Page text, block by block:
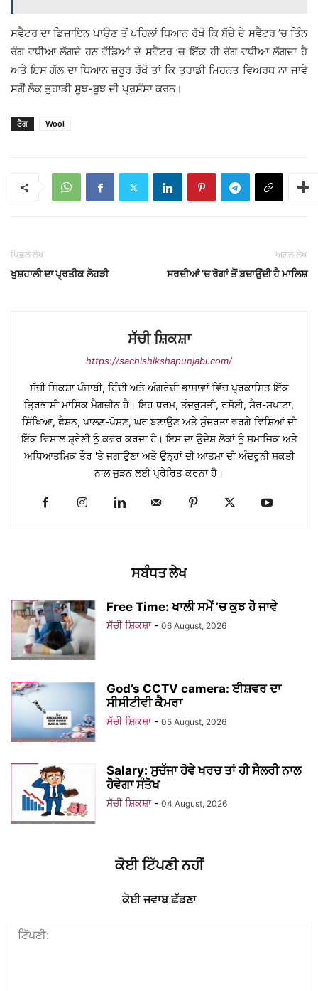
ਸਵੈਟਰ ਦਾ ਡਿਜ਼ਾਇਨ ਪਾਉਣ ਤੋਂ ਪਹਿਲਾਂ ਧਿਆਨ ਰੱਖੋ ਕਿ ਬੱਚੇ ਦੇ ਸਵੈਟਰ ’ਚ ਤਿੰਨ
ਰੰਗ ਵਧੀਆ ਲੱਗਦੇ ਹਨ ਵੱਡਿਆਂ ਦੇ ਸਵੈਟਰ ’ਚ ਇੱਕ ਹੀ ਰੰਗ ਵਧੀਆ ਲੱਗਦਾ ਹੈ
ਅਤੇ ਇਸ ਗੱਲ ਦਾ ਧਿਆਨ ਜ਼ਰੂਰ ਰੱਖੋ ਤਾਂ ਕਿ ਤੁਹਾਡੀ ਮਿਹਨਤ ਵਿਅਰਥ ਨਾ ਜਾਵੇ
ਸਗੋਂ ਲੋਕ ਤੁਹਾਡੀ ਸੂਝ-ਬੂਝ ਦੀ ਪ੍ਰਸੰਸਾ ਕਰਨ।
ਟੈਗ Wool
ਪਿਛਲੇ ਲੇਖ
ਖੁਸ਼ਹਾਲੀ ਦਾ ਪ੍ਰਤੀਕ ਲੋਹੜੀ
ਅਗਲੇ ਲੇਖ
ਸਰਦੀਆਂ ’ਚ ਰੋਗਾਂ ਤੋਂ ਬਚਾਉਂਦੀ ਹੈ ਮਾਲਿਸ਼
ਸੱਚੀ ਸ਼ਿਕਸ਼ਾ
https://sachishikshapunjabi.com/
ਸੱਚੀ ਸ਼ਿਕਸ਼ਾ ਪੰਜਾਬੀ, ਹਿੰਦੀ ਅਤੇ ਅੰਗਰੇਜ਼ੀ ਭਾਸ਼ਾਵਾਂ ਵਿੱਚ ਪ੍ਰਕਾਸ਼ਿਤ ਇੱਕ
ਤ੍ਰਿਭਾਸ਼ੀ ਮਾਸਿਕ ਮੈਗਜ਼ੀਨ ਹੈ। ਇਹ ਧਰਮ, ਤੰਦਰੁਸਤੀ, ਰਸੋਈ, ਸੈਰ-ਸਪਾਟਾ,
ਸਿੱਖਿਆ, ਫੈਸ਼ਨ, ਪਾਲਣ-ਪੋਸ਼ਣ, ਘਰ ਬਣਾਉਣ ਅਤੇ ਸੁੰਦਰਤਾ ਵਰਗੇ ਵਿਸ਼ਿਆਂ ਦੀ
ਇੱਕ ਵਿਸ਼ਾਲ ਸ਼੍ਰੇਣੀ ਨੂੰ ਕਵਰ ਕਰਦਾ ਹੈ। ਇਸ ਦਾ ਉਦੇਸ਼ ਲੋਕਾਂ ਨੂੰ ਸਮਾਜਿਕ ਅਤੇ
ਅਧਿਆਤਮਿਕ ਤੌਰ 'ਤੇ ਜਗਾਉਣਾ ਅਤੇ ਉਨ੍ਹਾਂ ਦੀ ਆਤਮਾ ਦੀ ਅੰਦਰੂਨੀ ਸ਼ਕਤੀ
ਨਾਲ ਜੁੜਨ ਲਈ ਪ੍ਰੇਰਿਤ ਕਰਨਾ ਹੈ।
ਸਬੰਧਤ ਲੇਖ
Free Time: ਖਾਲੀ ਸਮੇਂ ’ਚ ਕੁਝ ਹੋ ਜਾਵੇ
ਸੱਚੀ ਸ਼ਿਕਸ਼ਾ - 06 August, 2026
God’s CCTV camera: ਈਸ਼ਵਰ ਦਾ
ਸੀਸੀਟੀਵੀ ਕੈਮਰਾ
ਸੱਚੀ ਸ਼ਿਕਸ਼ਾ - 05 August, 2026
Salary: ਸੁਚੱਜਾ ਹੋਵੇ ਖਰਚ ਤਾਂ ਹੀ ਸੈਲਰੀ ਨਾਲ
ਹੋਵੇਗਾ ਸੰਤੋਖ
ਸੱਚੀ ਸ਼ਿਕਸ਼ਾ - 04 August, 2026
ਕੋਈ ਟਿੱਪਣੀ ਨਹੀਂ
ਕੋਈ ਜਵਾਬ ਛੱਡਣਾ